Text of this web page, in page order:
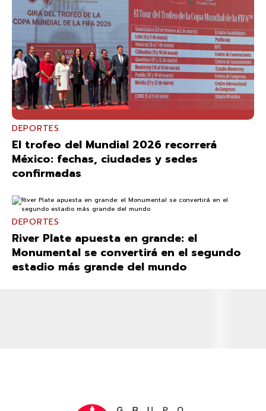
DEPORTES
El trofeo del Mundial 2026 recorrerá
México: fechas, ciudades y sedes
confirmadas
DEPORTES
River Plate apuesta en grande: el
Monumental se convertirá en el segundo
estadio más grande del mundo